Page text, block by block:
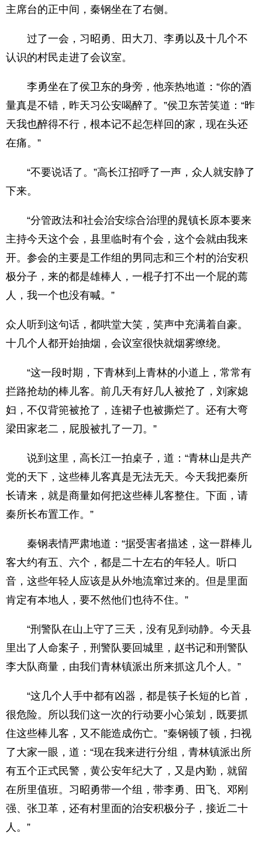
主席台的正中间，秦钢坐在了右侧。
过了一会，习昭勇、田大刀、李勇以及十几个不
认识的村民走进了会议室。
李勇坐在了侯卫东的身旁，他亲热地道：“你的酒
量真是不错，昨天习公安喝醉了。”侯卫东苦笑道：“昨
天我也醉得不行，根本记不起怎样回的家，现在头还
在痛。”
“不要说话了。”高长江招呼了一声，众人就安静了
下来。
“分管政法和社会治安综合治理的晁镇长原本要来
主持今天这个会，县里临时有个会，这个会就由我来
开。参会的主要是工作组的男同志和三个村的治安积
极分子，来的都是雄棒人，一棍子打不出一个屁的蔫
人，我一个也没有喊。”
众人听到这句话，都哄堂大笑，笑声中充满着自豪。
十几个人都开始抽烟，会议室很快就烟雾缭绕。
“这一段时期，下青林到上青林的小道上，常常有
拦路抢劫的棒儿客。前几天有好几人被抢了，刘家媳
妇，不仅背篼被抢了，连裙子也被撕烂了。还有大弯
梁田家老二，屁股被扎了一刀。”
说到这里，高长江一拍桌子，道：“青林山是共产
党的天下，这些棒儿客真是无法无天。今天我把秦所
长请来，就是商量如何把这些棒儿客整住。下面，请
秦所长布置工作。”
秦钢表情严肃地道：“据受害者描述，这一群棒儿
客大约有五、六个，都是二十左右的年轻人。听口
音，这些年轻人应该是从外地流窜过来的。但是里面
肯定有本地人，要不然他们也待不住。”
“刑警队在山上守了三天，没有见到动静。今天县
里出了人命案子，刑警队要回城里，赵书记和刑警队
李大队商量，由我们青林镇派出所来抓这几个人。”
“这几个人手中都有凶器，都是筷子长短的匕首，
很危险。所以我们这一次的行动要小心策划，既要抓
住这些棒儿客，又不能造成伤亡。”秦钢顿了顿，扫视
了大家一眼，道：“现在我来进行分组，青林镇派出所
有五个正式民警，黄公安年纪大了，又是内勤，就留
在所里值班。习昭勇带一个组，带李勇、田飞、邓刚
强、张卫革，还有村里面的治安积极分子，接近二十
人。”